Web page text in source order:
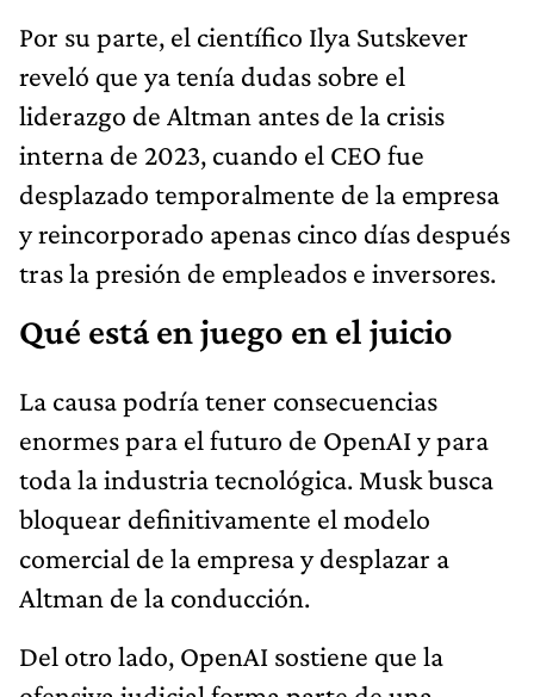
Por su parte, el científico Ilya Sutskever
reveló que ya tenía dudas sobre el
liderazgo de Altman antes de la crisis
interna de 2023, cuando el CEO fue
desplazado temporalmente de la empresa
y reincorporado apenas cinco días después
tras la presión de empleados e inversores.
Qué está en juego en el juicio
La causa podría tener consecuencias
enormes para el futuro de OpenAI y para
toda la industria tecnológica. Musk busca
bloquear definitivamente el modelo
comercial de la empresa y desplazar a
Altman de la conducción.
Del otro lado, OpenAI sostiene que la